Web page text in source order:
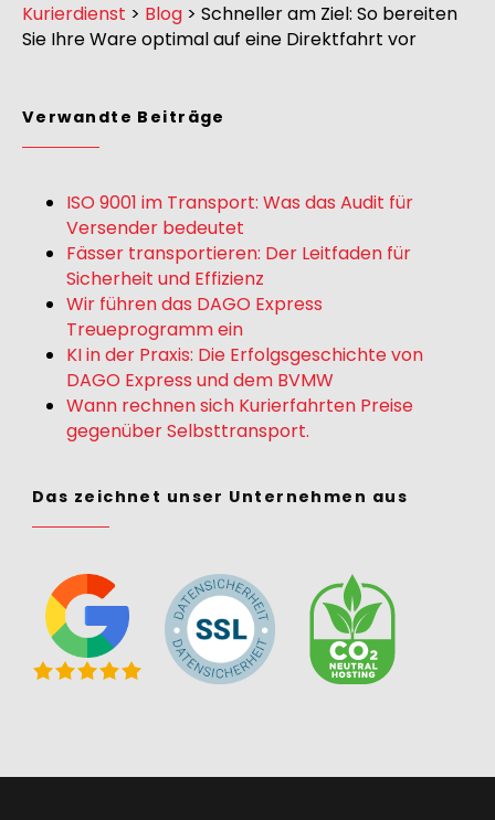
Kurierdienst > Blog > Schneller am Ziel: So bereiten
Sie Ihre Ware optimal auf eine Direktfahrt vor
Verwandte Beiträge
ISO 9001 im Transport: Was das Audit für
Versender bedeutet
Fässer transportieren: Der Leitfaden für
Sicherheit und Effizienz
Wir führen das DAGO Express
Treueprogramm ein
KI in der Praxis: Die Erfolgsgeschichte von
DAGO Express und dem BVMW
Wann rechnen sich Kurierfahrten Preise
gegenüber Selbsttransport.
Das zeichnet unser Unternehmen aus